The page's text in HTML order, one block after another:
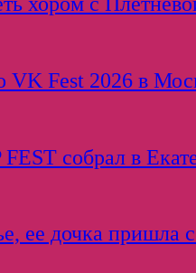
VK Fest 2026 в
собрал в
ее дочка